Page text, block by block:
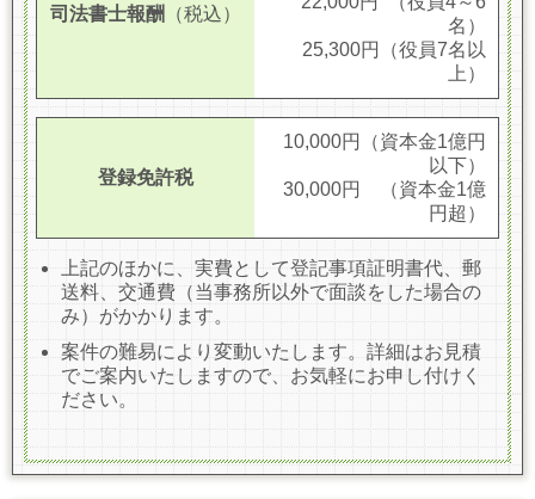
司法書士報酬 （税込）
名）
25,300円
（役員7名以
上）
登録免許税
10,000円
（資本金1億円
以下）
30,000円
（資本金1億
円超）
上記のほかに、実費として登記事項証明書代、郵
送料、交通費（当事務所以外で面談をした場合の
み）がかかります。
案件の難易により変動いたします。詳細はお見積
でご案内いたしますので、お気軽にお申し付けく
ださい。